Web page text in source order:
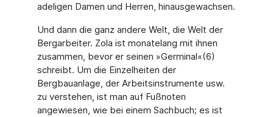
adeligen Damen und Herren, hinausgewachsen.
Und dann die ganz andere Welt, die Welt der
Bergarbeiter. Zola ist monatelang mit ihnen
zusammen, bevor er seinen »Germinal«(6)
schreibt. Um die Einzelheiten der
Bergbauanlage, der Arbeitsinstrumente usw.
zu verstehen, ist man auf Fußnoten
angewiesen, wie bei einem Sachbuch; es ist